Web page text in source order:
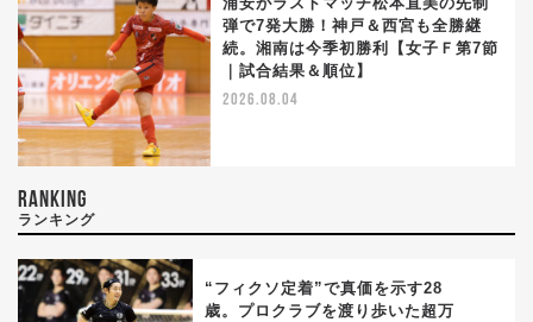
弾で7発大勝！神戸＆西宮も全勝継
続。湘南は今季初勝利【女子Ｆ第7節
｜試合結果＆順位】
2026.08.04
RANKING
ランキング
“フィクソ定着”で真価を示す28
歳。プロクラブを渡り歩いた超万